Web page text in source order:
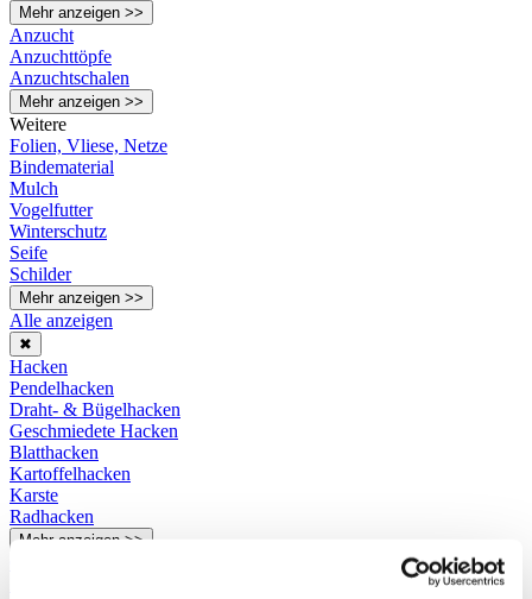
Mehr anzeigen >>
Anzucht
Anzuchttöpfe
Anzuchtschalen
Mehr anzeigen >>
Weitere
Folien, Vliese, Netze
Bindematerial
Mulch
Vogelfutter
Winterschutz
Seife
Schilder
Mehr anzeigen >>
Alle anzeigen
✖
Hacken
Pendelhacken
Draht- & Bügelhacken
Geschmiedete Hacken
Blatthacken
Kartoffelhacken
Karste
Radhacken
Mehr anzeigen >>